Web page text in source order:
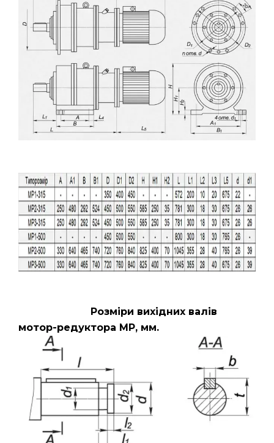
Розміри вихідних валів
мотор-редуктора МР, мм.